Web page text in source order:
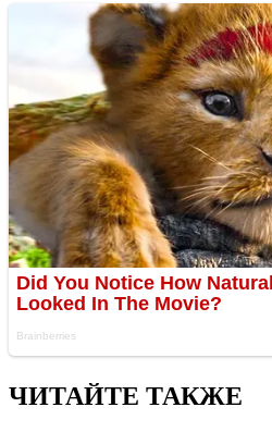
ЧИТАЙТЕ ТАКЖЕ